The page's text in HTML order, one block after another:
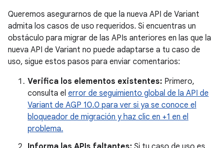
Queremos asegurarnos de que la nueva API de Variant
admita los casos de uso requeridos. Si encuentras un
obstáculo para migrar de las APIs anteriores en las que la
nueva API de Variant no puede adaptarse a tu caso de
uso, sigue estos pasos para enviar comentarios:
Verifica los elementos existentes: Primero,
consulta el error de seguimiento global de la API de
Variant de AGP 10.0 para ver si ya se conoce el
bloqueador de migración y haz clic en +1 en el
problema.